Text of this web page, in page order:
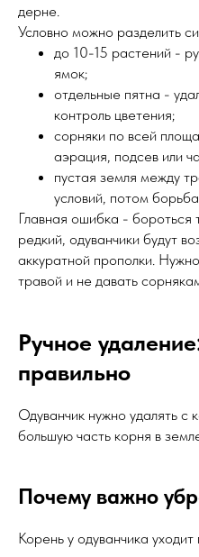
дерне.
Условно можно разделить
до 10-15 растений -
ямок;
отдельные пятна -
контроль цветения;
сорняки по всей
аэрация, подсев или
пустая земля между
условий, потом
Главная ошибка - бороться
редкий, одуванчики будут
аккуратной прополки.
травой и не давать
Ручное
правильно
Одуванчик нужно удалять с
большую часть корня в
Почему важно
Корень у одуванчика